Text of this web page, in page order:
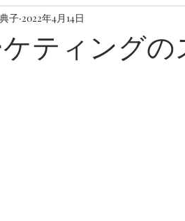
ネーター ご案内
ティング
子 2022年4月14日